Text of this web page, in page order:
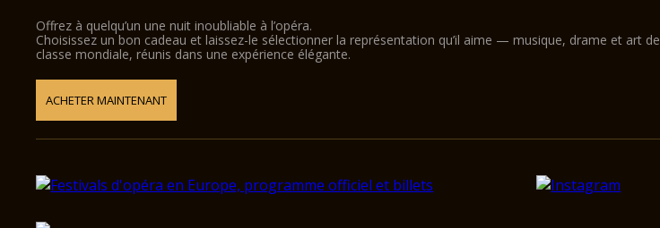
Offrez à quelqu’un une nuit inoubliable à l’opéra.
Choisissez un bon cadeau et laissez-le sélectionner la représentation qu’il aime — musique, drame et art de
classe mondiale, réunis dans une expérience élégante.
ACHETER MAINTENANT